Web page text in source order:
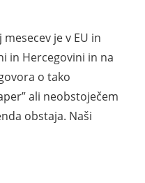
je v EU in
in Hercegovini in na
o tako
ali neobstoječem
obstaja. Naši